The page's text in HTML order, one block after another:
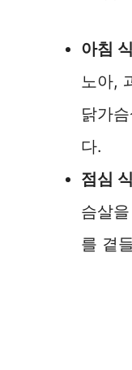
아침
노아,
닭가
다.
점심
슴살
를 곁